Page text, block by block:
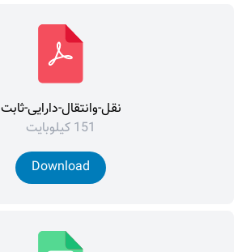
نقل-وانتقال-دارایی-ثابت
151 کیلوبایت
Download